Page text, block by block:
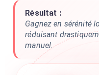
Résultat :
Gagnez en sérénité
réduisant
manuel.